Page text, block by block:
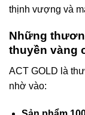
thịnh vượng và
Những
thuyền vàng
ACT GOLD là
nhờ vào: